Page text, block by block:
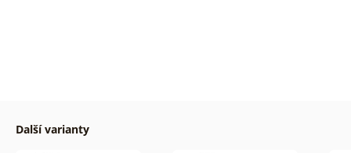
Další varianty